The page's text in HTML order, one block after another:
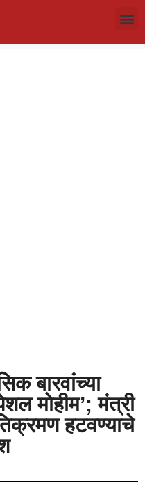
बारवांच्या
मोहीम’; मंत्री
हटवण्याचे